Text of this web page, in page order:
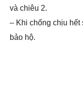
và chiêu 2.
– Khi chống chịu
bảo hộ.